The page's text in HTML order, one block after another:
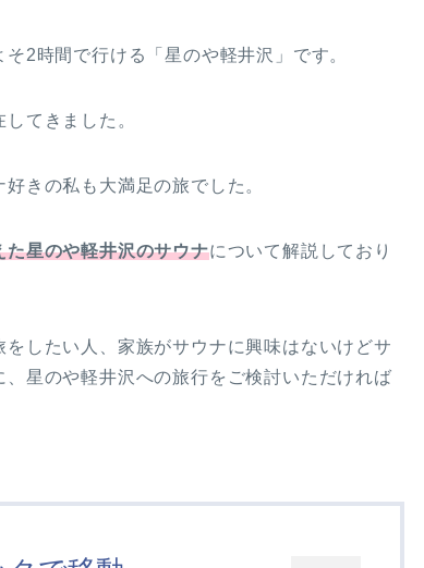
2時間で行ける「星のや軽井沢」です。
てきました。
きの私も大満足の旅でした。
た星のや軽井沢のサウナについて解説しており
したい人、家族がサウナに興味はないけどサ
星のや軽井沢への旅行をご検討いただければ